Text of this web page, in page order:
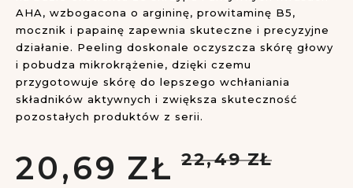
AHA, wzbogacona o argininę, prowitaminę B5,
mocznik i papainę zapewnia skuteczne i precyzyjne
działanie. Peeling doskonale oczyszcza skórę głowy
i pobudza mikrokrążenie, dzięki czemu
przygotowuje skórę do lepszego wchłaniania
składników aktywnych i zwiększa skuteczność
pozostałych produktów z serii.
20,69 ZŁ 22,49 ZŁ